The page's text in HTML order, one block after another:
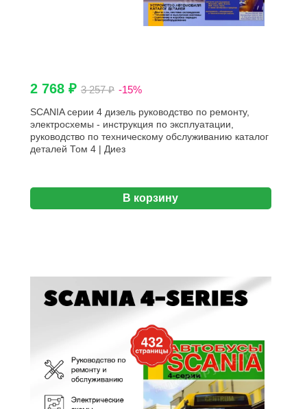
2 768 ₽ 3 257 ₽ -15%
SCANIA серии 4 дизель руководство по ремонту,
электросхемы - инструкция по эксплуатации,
руководство по техническому обслуживанию каталог
деталей Том 4 | Диез
В корзину